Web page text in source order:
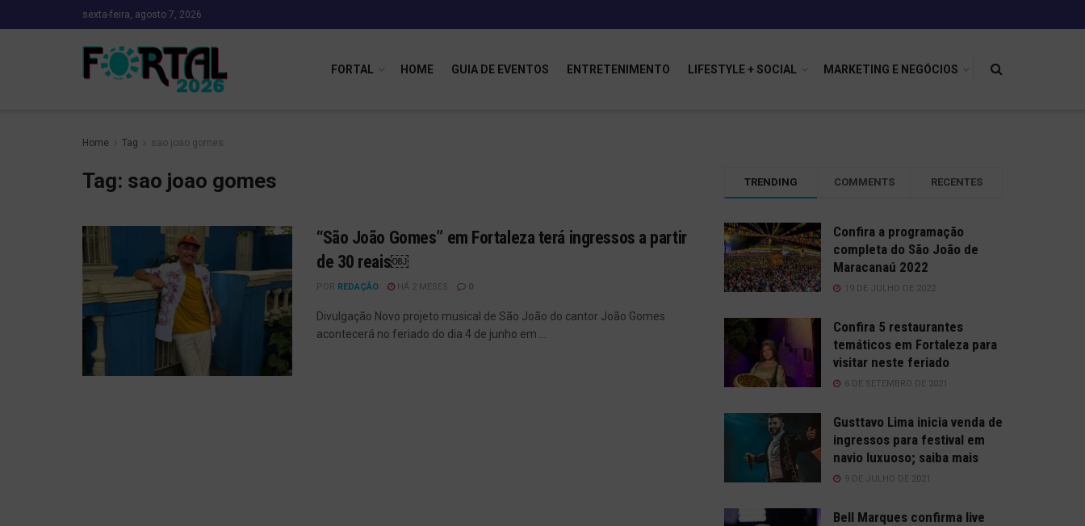
sexta-feira, agosto 7, 2026
FORTAL HOME GUIA DE EVENTOS ENTRETENIMENTO LIFESTYLE + SOCIAL MARKETING E NEGÓCIOS
Home Tag sao joao gomes
Tag: sao joao gomes
“São João Gomes” em Fortaleza terá ingressos a partir
de 30 reais￼
POR REDAÇÃO HÁ 2 MESES 0
Divulgação Novo projeto musical de São João do cantor João Gomes
acontecerá no feriado do dia 4 de junho em ...
TRENDING COMMENTS RECENTES
Confira a programação
completa do São João de
Maracanaú 2022
19 DE JULHO DE 2022
Confira 5 restaurantes
temáticos em Fortaleza para
visitar neste feriado
6 DE SETEMBRO DE 2021
Gusttavo Lima inicia venda de
ingressos para festival em
navio luxuoso; saiba mais
9 DE JULHO DE 2021
Bell Marques confirma live